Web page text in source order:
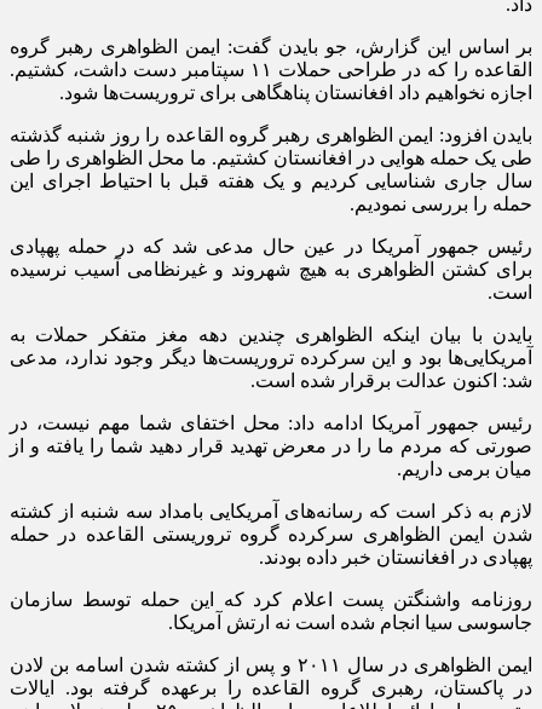
بر اساس این گزارش، جو بایدن گفت: ایمن الظواهری رهبر گروه
القاعده را که در طراحی حملات ۱۱ سپتامبر دست داشت، کشتیم.
اجازه نخواهیم داد افغانستان پناهگاهی برای تروریست‌ها شود.
بایدن افزود: ایمن الظواهری رهبر گروه القاعده را روز شنبه گذشته
طی یک حمله هوایی در افغانستان کشتیم. ما محل الظواهری را طی
سال جاری شناسایی کردیم و یک هفته قبل با احتیاط اجرای این
حمله را بررسی نمودیم.
رئیس جمهور آمریکا در عین حال مدعی شد که در حمله پهپادی
برای کشتن
الظواهری به هیچ شهروند و غیرنظامی آسیب نرسیده
است.
بایدن با بیان اینکه الظواهری چندین دهه مغز متفکر حملات به
آمریکایی‌ها بود و این سرکرده تروریست‌ها دیگر وجود ندارد، مدعی
شد: اکنون عدالت برقرار شده است.
رئیس جمهور آمریکا ادامه داد: محل اختفای شما مهم نیست، در
صورتی که مردم ما را در معرض تهدید قرار دهید شما را یافته و از
میان برمی داریم.
لازم به ذکر است که رسانه‌های آمریکایی بامداد سه شنبه از کشته
شدن ایمن
الظواهری سرکرده گروه تروریستی القاعده در حمله
پهپادی در افغانستان خبر داده بودند.
روزنامه واشنگتن پست اعلام کرد که این حمله توسط سازمان
جاسوسی سیا انجام شده است نه ارتش آمریکا.
ایمن الظواهری
در سال ۲۰۱۱ و پس از کشته شدن اسامه بن لادن
در پاکستان، رهبری گروه القاعده را برعهده گرفته بود. ایالات